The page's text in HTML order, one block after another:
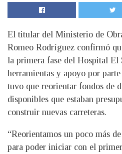
El titular del Ministerio de
Romeo Rodríguez confirmó
la primera fase del Hospital El
herramientas y apoyo por
tuvo que reorientar fondos de
disponibles que estaban
construir nuevas carreteras.
“Reorientamos un poco más
para poder iniciar con el